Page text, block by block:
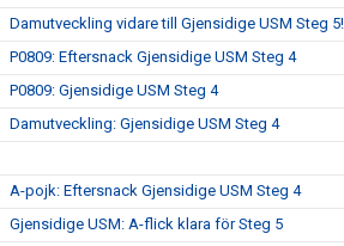
Damutveckling vidare till Gjensidige USM Steg 5!
P0809: Eftersnack Gjensidige USM Steg 4
P0809: Gjensidige USM Steg 4
Damutveckling: Gjensidige USM Steg 4
A-pojk: Eftersnack Gjensidige USM Steg 4
Gjensidige USM: A-flick klara för Steg 5